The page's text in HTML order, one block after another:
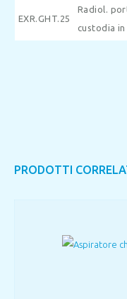
EXR.GHT.25
Radiol.
custodia
PRODOTTI